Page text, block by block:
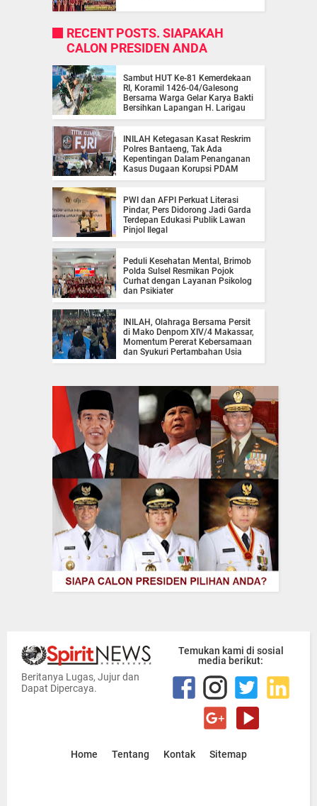
RECENT POSTS. SIAPAKAH
CALON PRESIDEN ANDA
Sambut HUT Ke-81 Kemerdekaan
RI, Koramil 1426-04/Galesong
Bersama Warga Gelar Karya Bakti
Bersihkan Lapangan H. Larigau
INILAH Ketegasan Kasat Reskrim
Polres Bantaeng, Tak Ada
Kepentingan Dalam Penanganan
Kasus Dugaan Korupsi PDAM
PWI dan AFPI Perkuat Literasi
Pindar, Pers Didorong Jadi Garda
Terdepan Edukasi Publik Lawan
Pinjol Ilegal
Peduli Kesehatan Mental, Brimob
Polda Sulsel Resmikan Pojok
Curhat dengan Layanan Psikolog
dan Psikiater
INILAH, Olahraga Bersama Persit
di Mako Denpom XIV/4 Makassar,
Momentum Pererat Kebersamaan
dan Syukuri Pertambahan Usia
Beritanya Lugas, Jujur dan
Dapat Dipercaya.
Temukan kami di sosial
media berikut:
Home Tentang Kontak Sitemap